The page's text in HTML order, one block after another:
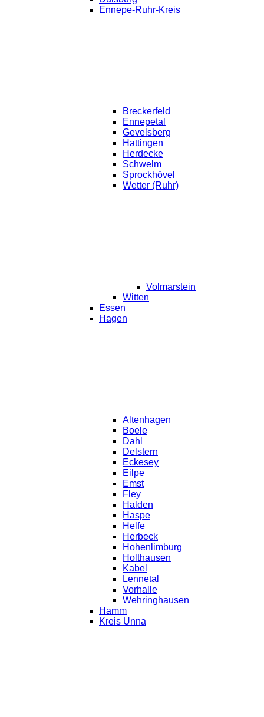
Ennepe-Ruhr-Kreis
Breckerfeld
Ennepetal
Gevelsberg
Hattingen
Herdecke
Schwelm
Sprockhövel
Wetter (Ruhr)
Volmarstein
Witten
Essen
Hagen
Altenhagen
Boele
Dahl
Delstern
Eckesey
Eilpe
Emst
Fley
Halden
Haspe
Helfe
Herbeck
Hohenlimburg
Holthausen
Kabel
Lennetal
Vorhalle
Wehringhausen
Hamm
Kreis Unna